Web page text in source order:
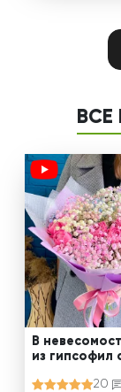
ВСЕ
В
из гипсофил
20